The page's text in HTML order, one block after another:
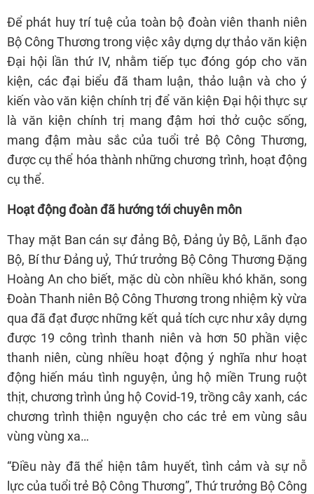
Để phát huy trí tuệ của toàn bộ đoàn viên thanh niên
Bộ Công Thương trong việc xây dựng dự thảo văn kiện
Đại hội lần thứ IV, nhằm tiếp tục đóng góp cho văn
kiện, các đại biểu đã tham luận, thảo luận và cho ý
kiến vào văn kiện chính trị để văn kiện Đại hội thực sự
là văn kiện chính trị mang đậm hơi thở cuộc sống,
mang đậm màu sắc của tuổi trẻ Bộ Công Thương,
được cụ thể hóa thành những chương trình, hoạt động
cụ thể.
Hoạt động đoàn đã hướng tới chuyên môn
Thay mặt Ban cán sự đảng Bộ, Đảng ủy Bộ, Lãnh đạo
Bộ, Bí thư Đảng uỷ, Thứ trưởng Bộ Công Thương Đặng
Hoàng An cho biết, mặc dù còn nhiều khó khăn, song
Đoàn Thanh niên Bộ Công Thương trong nhiệm kỳ vừa
qua đã đạt được những kết quả tích cực như xây dựng
được 19 công trình thanh niên và hơn 50 phần việc
thanh niên, cùng nhiều hoạt động ý nghĩa như hoạt
động hiến máu tình nguyện, ủng hộ miền Trung ruột
thịt, chương trình ủng hộ Covid-19, trồng cây xanh, các
chương trình thiện nguyện cho các trẻ em vùng sâu
vùng vùng xa…
“Điều này đã thể hiện tâm huyết, tình cảm và sự nỗ
lực của tuổi trẻ Bộ Công Thương”, Thứ trưởng Bộ Công